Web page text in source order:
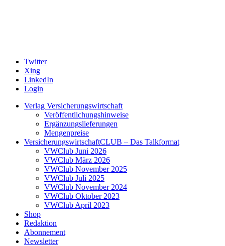
Twitter
Xing
LinkedIn
Login
Verlag Versicherungswirtschaft
Veröffentlichungshinweise
Ergänzungslieferungen
Mengenpreise
VersicherungswirtschaftCLUB – Das Talkformat
VWClub Juni 2026
VWClub März 2026
VWClub November 2025
VWClub Juli 2025
VWClub November 2024
VWClub Oktober 2023
VWClub April 2023
Shop
Redaktion
Abonnement
Newsletter